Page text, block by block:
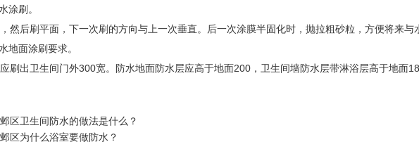
涂刷。
然后刷平面，下一次刷的方向与上一次垂直。后一次涂膜半固化时，抛拉粗砂粒，方便将来与
地面涂刷要求。
刷出卫生间门外300宽。防水地面防水层应高于地面200，卫生间墙防水层带淋浴层高于地面
区卫生间防水的做法是什么？
区为什么浴室要做防水？